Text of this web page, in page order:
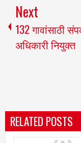
Next
132 गावांसाठी
अधिकारी नियुक्त
RELATED POSTS